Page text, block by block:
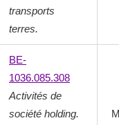
transports
terres.
BE-
1036.085.308
Activités de
société holding.